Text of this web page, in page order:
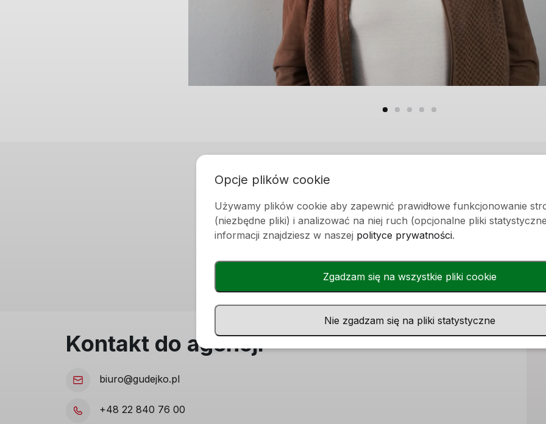
Informacje podstawowe
Wiek
71
Kolor oczu
niebieskie
Kolor włosów
Języki
Kontakt do agencji
biuro@gudejko.pl
+48 22 840 76 00
Opcje plików cookie
Używamy plików cookie aby zapewnić prawidłowe funkcjonowanie
(niezbędne pliki) i analizować na niej ruch (opcjonalne pliki
informacji znajdziesz w naszej polityce prywatności.
Zgadzam się na wszystkie pliki cookie
Nie zgadzam się na pliki statystyczne